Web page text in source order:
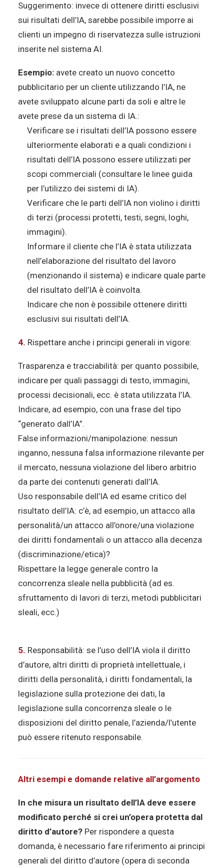
Suggerimento: invece di ottenere diritti esclusivi
sui risultati dell’IA, sarebbe possibile imporre ai
clienti un impegno di riservatezza sulle istruzioni
inserite nel sistema AI.
Esempio: avete creato un nuovo concetto
pubblicitario per un cliente utilizzando l’IA, ne
avete sviluppato alcune parti da soli e altre le
avete prese da un sistema di IA.:
Verificare se i risultati dell’IA possono essere
ulteriormente elaborati e a quali condizioni i
risultati dell’IA possono essere utilizzati per
scopi commerciali (consultare le linee guida
per l’utilizzo dei sistemi di IA).
Verificare che le parti dell’IA non violino i diritti
di terzi (processi protetti, testi, segni, loghi,
immagini).
Informare il cliente che l’IA è stata utilizzata
nell’elaborazione del risultato del lavoro
(menzionando il sistema) e indicare quale parte
del risultato dell’IA è coinvolta.
Indicare che non è possibile ottenere diritti
esclusivi sui risultati dell’IA.
4. Rispettare anche i principi generali in vigore:
Trasparenza e tracciabilità: per quanto possibile,
indicare per quali passaggi di testo, immagini,
processi decisionali, ecc. è stata utilizzata l’IA.
Indicare, ad esempio, con una frase del tipo
“generato dall’IA”.
False informazioni/manipolazione: nessun
inganno, nessuna falsa informazione rilevante per
il mercato, nessuna violazione del libero arbitrio
da parte dei contenuti generati dall’IA.
Uso responsabile dell’IA ed esame critico del
risultato dell’IA: c’è, ad esempio, un attacco alla
personalità/un attacco all’onore/una violazione
dei diritti fondamentali o un attacco alla decenza
(discriminazione/etica)?
Rispettare la legge generale contro la
concorrenza sleale nella pubblicità (ad es.
sfruttamento di lavori di terzi, metodi pubblicitari
sleali, ecc.)
5. Responsabilità: se l’uso dell’IA viola il diritto
d’autore, altri diritti di proprietà intellettuale, i
diritti della personalità, i diritti fondamentali, la
legislazione sulla protezione dei dati, la
legislazione sulla concorrenza sleale o le
disposizioni del diritto penale, l’azienda/l’utente
può essere ritenuto responsabile.
Altri esempi e domande relative all’argomento
In che misura un risultato dell’IA deve essere
modificato perché si crei un’opera protetta dal
diritto d’autore? Per rispondere a questa
domanda, è necessario fare riferimento ai principi
generali del diritto d’autore (opera di seconda